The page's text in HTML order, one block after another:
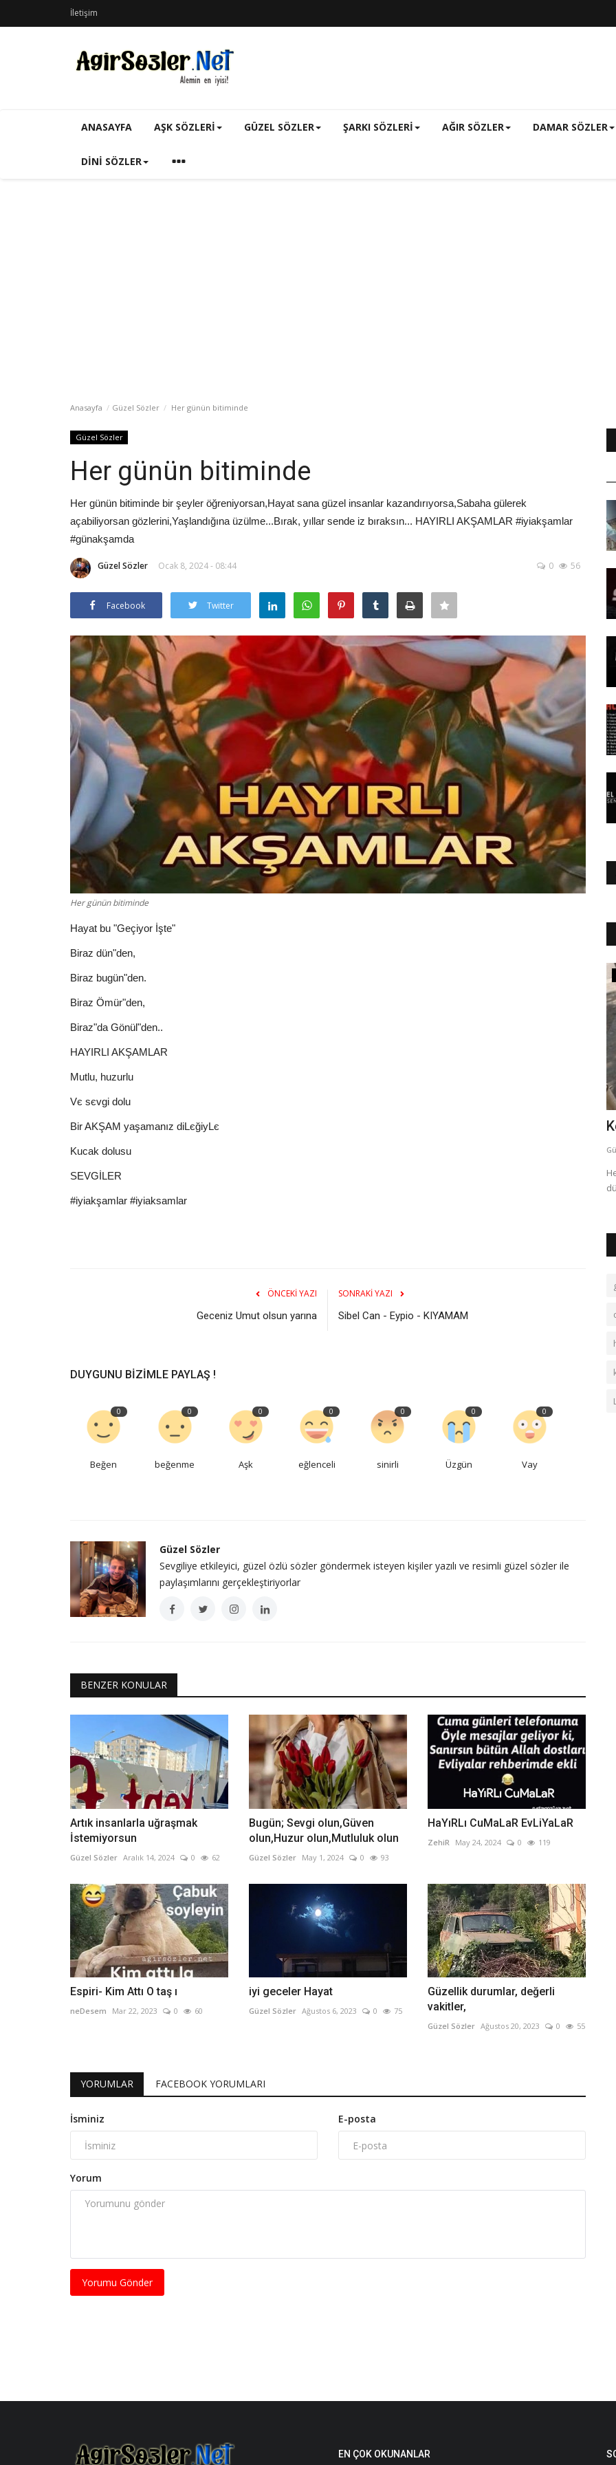
İletişim
ANASAYFA AŞK SÖZLERI GÜZEL SÖZLER ŞARKI SÖZLERI AĞIR SÖZLER DAMAR SÖZLER
DINI SÖZLER
Anasayfa Güzel Sözler Her günün bitiminde
Güzel Sözler
Her günün bitiminde
Her günün bitiminde bir şeyler öğreniyorsan,Hayat sana güzel insanlar kazandırıyorsa,Sabaha gülerek
açabiliyorsan gözlerini,Yaşlandığına üzülme...Bırak, yıllar sende iz bıraksın... HAYIRLI AKŞAMLAR #iyiakşamlar
#günakşamda
Güzel Sözler Ocak 8, 2024 - 08:44 0 56
Facebook Twitter
Her günün bitiminde
Hayat bu "Geçiyor İşte"
Biraz dün"den,
Biraz bugün"den.
Biraz Ömür"den,
Biraz"da Gönül"den..
HAYIRLI AKŞAMLAR
Mutlu, huzurlu
Vє sєvgi dolu
Bir AKŞAM yaşamanız diLєğiyLє
Kucak dolusu
SEVGİLER
#iyiakşamlar #iyiaksamlar
ÖNCEKI YAZI
Geceniz Umut olsun yarına
SONRAKI YAZI
Sibel Can - Eypio - KIYAMAM
DUYGUNU BIZIMLE PAYLAŞ !
0
Beğen
0
beğenme
0
Aşk
0
eğlenceli
0
sinirli
0
Üzgün
0
Vay
Güzel Sözler
Sevgiliye etkileyici, güzel özlü sözler göndermek isteyen kişiler yazılı ve resimli güzel sözler ile
paylaşımlarını gerçekleştiriyorlar
BENZER KONULAR
Artık insanlarla uğraşmak
İstemiyorsun
Güzel Sözler Aralık 14, 2024 0 62
Bugün; Sevgi olun,Güven
olun,Huzur olun,Mutluluk olun
Güzel Sözler May 1, 2024 0 93
HaYıRLı CuMaLaR EvLiYaLaR
ZehiR May 24, 2024 0 119
Espiri- Kim Attı O taş ı
neDesem Mar 22, 2023 0 60
iyi geceler Hayat
Güzel Sözler Ağustos 6, 2023 0 75
Güzellik durumlar, değerli
vakitler,
Güzel Sözler Ağustos 20, 2023 0 55
YORUMLAR FACEBOOK YORUMLARI
İsminiz E-posta
Yorum
Yorumu Gönder
Günaydın Mesajları
Günaydınlar cam güzelleri
Güzel Sözler
Herkes hayata kendi penceresinden bakar Ve görmek
EN ÇOK OKUNANLAR